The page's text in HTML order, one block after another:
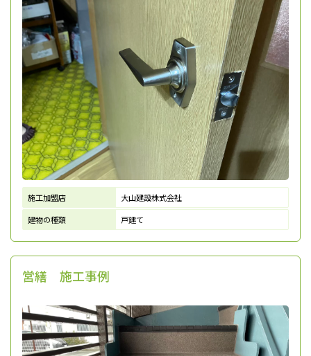
施工加盟店
大山建設株式会社
建物の種類
戸建て
営繕 施工事例